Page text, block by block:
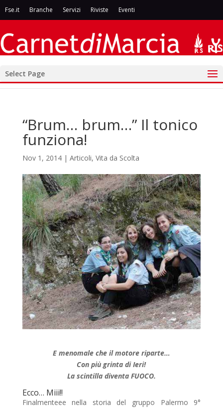
Fse.it Branche Servizi Riviste Eventi
Select Page
“Brum… brum…” Il tonico
funziona!
Nov 1, 2014| Articoli, Vita da Scolta
E menomale che il motore riparte…
Con più grinta di Ieri!
La scintilla diventa FUOCO.
Ecco… Miii!!
Finalmenteee nella storia del gruppo Palermo 9°